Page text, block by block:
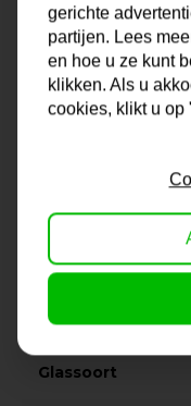
Lijstbreedte (cm)
Lijsthoogte (cm)
Glassoort
gerichte
partijen. Lees
en hoe u ze kunt
klikken. Als u
cookies, klikt u op